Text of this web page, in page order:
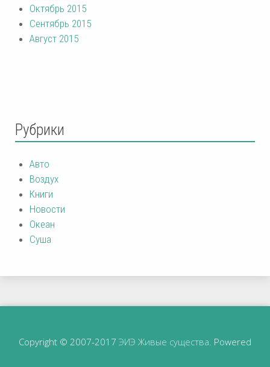
Октябрь 2015
Сентябрь 2015
Август 2015
Рубрики
Авто
Воздух
Книги
Новости
Океан
Суша
Copyright © 2007-2017 ЭИЭ Живые существа . Powered